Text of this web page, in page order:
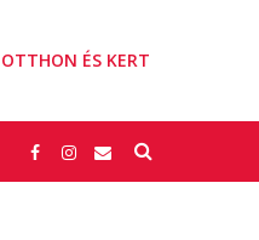
OTTHON ÉS KERT